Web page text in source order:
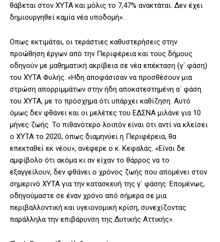
θάβεται στον ΧΥΤΑ και μόλις το 7,47% ανακτάται. Δεν έχει
δημιουργηθεί καμία νέα υποδομή».
Οπως εκτιμάται, οι τεράστιες καθυστερήσεις στην
προώθηση έργων από την Περιφέρεια και τους δήμους
οδηγούν με μαθηματική ακρίβεια σε νέα επέκταση (γ΄ φάση)
του ΧΥΤΑ Φυλής. «Ηδη αποφάσισαν να προσθέσουν μια
στρώση απορριμμάτων στην ήδη αποκατεστημένη α΄ φάση
του ΧΥΤΑ, με το πρόσχημα ότι υπάρχει καθίζηση. Αυτό
όμως δεν φθάνει και οι μελέτες του ΕΔΣΝΑ μιλάνε για 10
μήνες ζωής. Το πιθανότερο λοιπόν είναι ότι αντί να κλείσει
ο ΧΥΤΑ το 2020, όπως διαμηνύει η Περιφέρεια, θα
επεκταθεί εκ νέου», ανέφερε ο κ. Κεφαλάς. «Είναι δε
αμφίβολο ότι ακόμα κι αν είχαν το θάρρος να το
εξαγγείλουν, δεν φθάνει ο χρόνος ζωής που απομένει στον
σημερινό ΧΥΤΑ για την κατασκευή της γ΄ φάσης. Επομένως,
οδηγούμαστε σε έναν χρόνο από σήμερα σε μια
περιβαλλοντική και υγειονομική κρίση, συνεχίζοντας
παράλληλα την επιβάρυνση της Δυτικής Αττικής».